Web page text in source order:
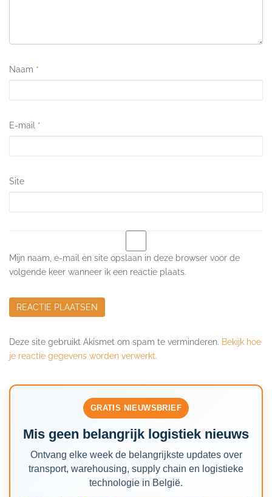
Naam *
E-mail *
Site
Mijn naam, e-mail en site opslaan in deze browser voor de
volgende keer wanneer ik een reactie plaats.
Deze site gebruikt Akismet om spam te verminderen. Bekijk hoe
je reactie gegevens worden verwerkt.
GRATIS NIEUWSBRIEF
Mis geen belangrijk logistiek nieuws
Ontvang elke week de belangrijkste updates over
transport, warehousing, supply chain en logistieke
technologie in België.